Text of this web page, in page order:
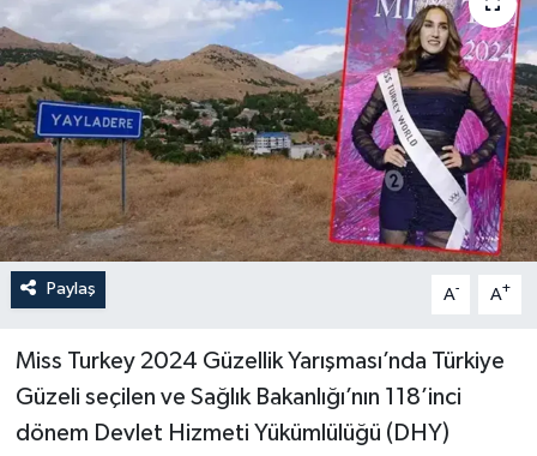
Paylaş A- A+
Miss Turkey 2024 Güzellik Yarışması’nda Türkiye
Güzeli seçilen ve Sağlık Bakanlığı’nın 118’inci
dönem Devlet Hizmeti Yükümlülüğü (DHY)